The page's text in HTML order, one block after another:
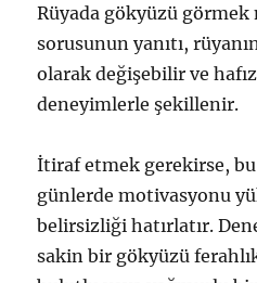
Rüyada gökyüzü görmek
sorusunun yanıtı,
olarak değişebilir ve
deneyimlerle şekillenir.
İtiraf etmek gerekirse,
günlerde motivasyonu
belirsizliği hatırlatır.
sakin bir gökyüzü